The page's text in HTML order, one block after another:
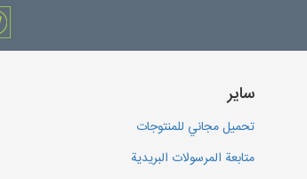
سایر
تحميل مجاني للمنتوجات
متابعة المرسولات البريدية